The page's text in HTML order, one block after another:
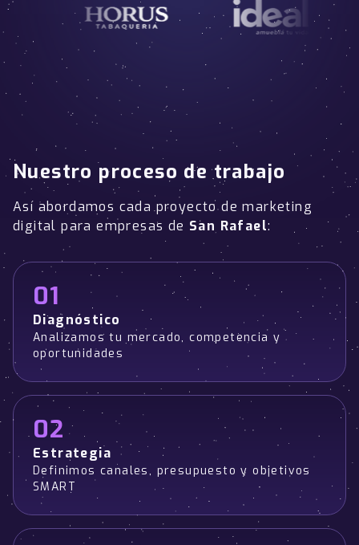
Nuestro proceso de trabajo
Así abordamos cada proyecto de marketing
digital para empresas de San Rafael:
01
Diagnóstico
Analizamos tu mercado, competencia y
oportunidades
02
Estrategia
Definimos canales, presupuesto y objetivos
SMART